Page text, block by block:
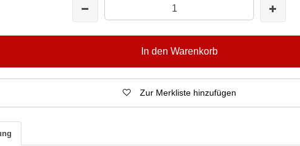
In den Warenkorb
Zur Merkliste hinzufügen